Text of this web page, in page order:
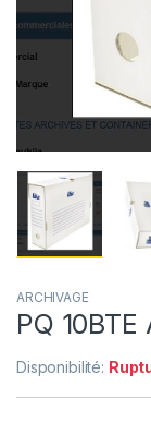
ARCHIVAGE
PQ
Disponibilité: